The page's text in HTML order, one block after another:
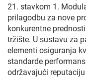
21. stavkom 1.
prilagodbu za nove
konkurentne
tržište. U sustavu za
elementi osiguranja
standarde
održavajući